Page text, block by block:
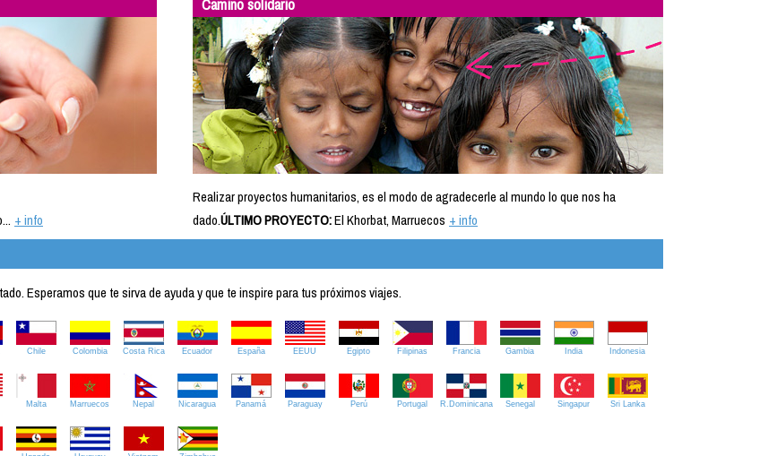
+ info
Camino solidario
Realizar proyectos humanitarios, es el modo de agradecerle al mundo lo que nos ha
dado.ÚLTIMO PROYECTO:El Khorbat, Marruecos + info
Esperamos que te sirva de ayuda y que te inspire para tus próximos viajes.
Chile Colombia Costa Rica Ecuador España EEUU Egipto Filipinas Francia Gambia India Indonesia
Malta Marruecos Nepal Nicaragua Panamá Paraguay Perú Portugal R.Dominicana Senegal Singapur Sri Lanka